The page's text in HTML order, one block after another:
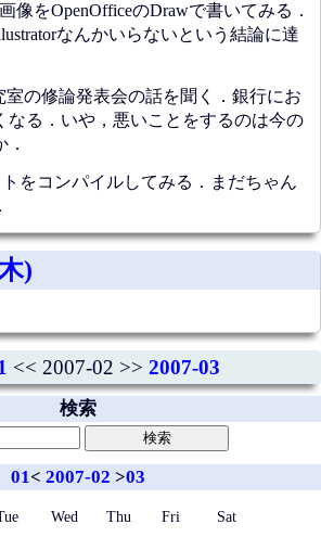
像をOpenOfficeのDrawで書いてみる．
なんかいらないという結論に達
室の修論発表会の話を聞く．銀行にお
なる．いや，悪いことをするのは今の
をコンパイルしてみる．まだちゃん
)
<< 2007-02 >> 2007-03
検索
01< 2007-02 >03
Wed Thu Fri Sat